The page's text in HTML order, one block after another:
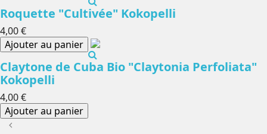
Roquette "Cultivée" Kokopelli
4,00 €
Ajouter au panier
Claytone de Cuba Bio "Claytonia Perfoliata"
Kokopelli
4,00 €
Ajouter au panier